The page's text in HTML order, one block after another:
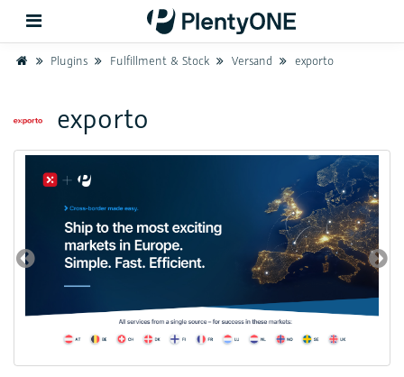
Support
Einrichtung
Hardware
HomePlugins Fulfillment & Stock Versand exporto
exporto